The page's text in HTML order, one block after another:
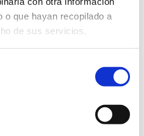
o que hayan recopilado a
de sus servicios.